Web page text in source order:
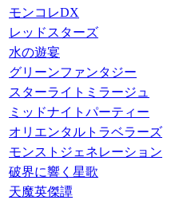
モンコレDX
レッドスターズ
水の遊宴
グリーンファンタジー
スターライトミラージュ
ミッドナイトパーティー
オリエンタルトラベラーズ
モンストジェネレーション
破界に響く星歌
天魔英傑譚